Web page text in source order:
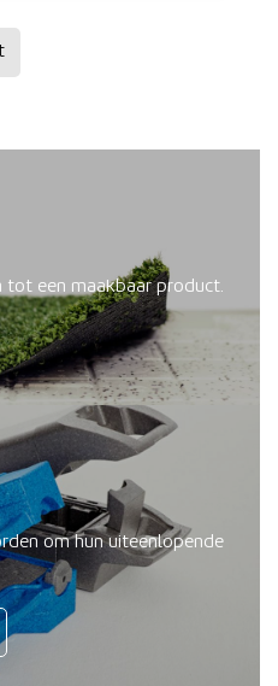
tot een maakbaar product.
om hun uiteenlopende